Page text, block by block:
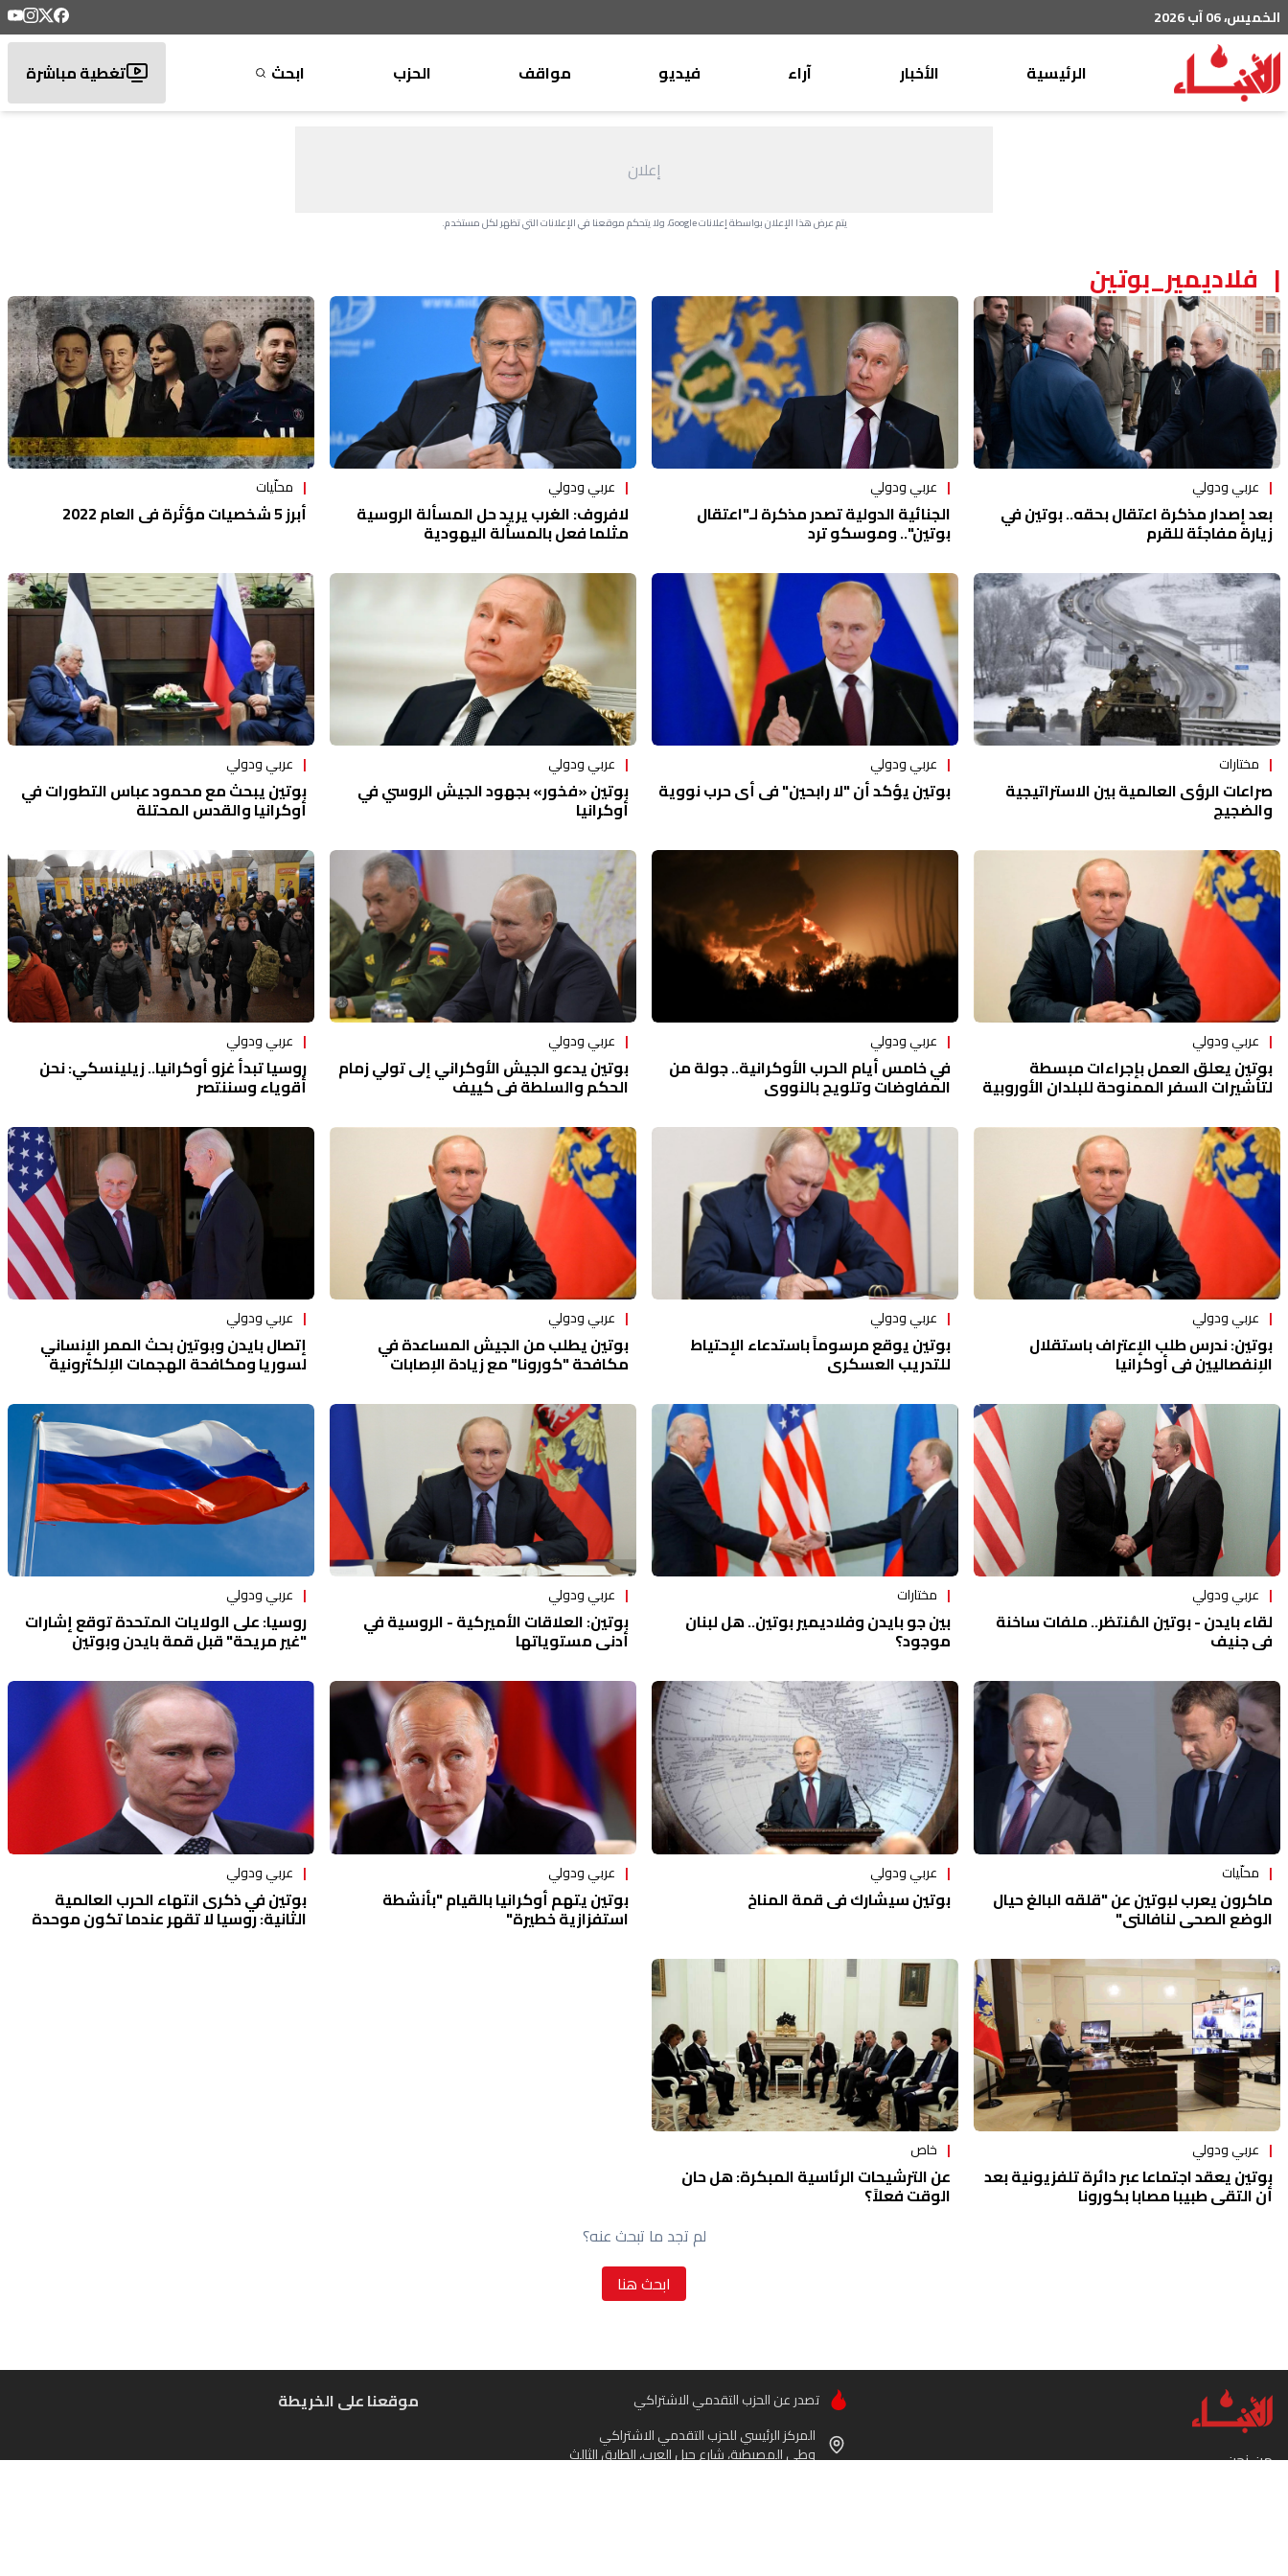
الخميس، 06 آب 2026
الرئيسية
الأخبار
من لبنان
ثقافة ومجتمع
آراء
منبر
صحافة
أجنبية
بريد
القرّاء
فيديو مواقف الحزب ابحث تغطية مباشرة
إعلان
يتم عرض هذا الإعلان بواسطة إعلانات Google، ولا يتحكم موقعنا في الإعلانات التي تظهر لكل مستخدم.
فلاديمير_بوتين
عربي ودولي
بعد إصدار مذكرة اعتقال بحقه.. بوتين في
زيارة مفاجئة للقرم
عربي ودولي
الجنائية الدولية تصدر مذكرة لـ"اعتقال
بوتين".. وموسكو ترد
عربي ودولي
لافروف: الغرب يريد حل المسألة الروسية
مثلما فعل بالمسألة اليهودية
محلّيات
أبرز 5 شخصيات مؤثّرة في العام 2022
مختارات
صراعات الرؤى العالمية بين الاستراتيجية
والضجيج
عربي ودولي
بوتين يؤكد أن "لا رابحين" في أي حرب نووية
عربي ودولي
بوتين «فخور» بجهود الجيش الروسي في
أوكرانيا
عربي ودولي
بوتين يبحث مع محمود عباس التطورات في
أوكرانيا والقدس المحتلة
عربي ودولي
بوتين يعلق العمل بإجراءات مبسطة
لتأشيرات السفر الممنوحة للبلدان الأوروبية
عربي ودولي
في خامس أيام الحرب الأوكرانية.. جولة من
المفاوضات وتلويح بالنووي
عربي ودولي
بوتين يدعو الجيش الأوكراني إلى تولي زمام
الحكم والسلطة في كييف
عربي ودولي
روسيا تبدأ غزو أوكرانيا.. زيلينسكي: نحن
أقوياء وسننتصر
عربي ودولي
بوتين: ندرس طلب الإعتراف باستقلال
الإنفصاليين في أوكرانيا
عربي ودولي
بوتين يوقع مرسوماً باستدعاء الإحتياط
للتدريب العسكري
عربي ودولي
بوتين يطلب من الجيش المساعدة في
مكافحة "كورونا" مع زيادة الإصابات
عربي ودولي
إتصال بايدن وبوتين بحث الممر الإنساني
لسوريا ومكافحة الهجمات الإلكترونية
عربي ودولي
لقاء بايدن - بوتين المُنتظر.. ملفات ساخنة
في جنيف
مختارات
بين جو بايدن وفلاديمير بوتين.. هل لبنان
موجود؟
عربي ودولي
بوتين: العلاقات الأميركية - الروسية في
أدنى مستوياتها
عربي ودولي
روسيا: على الولايات المتحدة توقع إشارات
"غير مريحة" قبل قمة بايدن وبوتين
محلّيات
ماكرون يعرب لبوتين عن "قلقه البالغ حيال
الوضع الصحي لنافالني"
عربي ودولي
بوتين سيشارك في قمة المناخ
عربي ودولي
بوتين يتهم أوكرانيا بالقيام "بأنشطة
استفزازية خطيرة"
عربي ودولي
بوتين في ذكرى انتهاء الحرب العالمية
الثانية: روسيا لا تقهر عندما تكون موحدة
عربي ودولي
بوتين يعقد اجتماعا عبر دائرة تلفزيونية بعد
أن التقى طبيبا مصابا بكورونا
خاص
عن الترشيحات الرئاسية المبكرة: هل حان
الوقت فعلاً؟
لم تجد ما تبحث عنه؟
ابحث هنا
من نحن
تصدر عن الحزب التقدمي الاشتراكي
المركز الرئيسي للحزب التقدمي الاشتراكي
وطى المصيطبة، شارع جبل العرب، الطابق الثالث
موقعنا على الخريطة